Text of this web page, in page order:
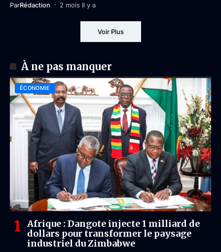
ParRédaction 2 mois Il y a
Voir Plus
À ne pas manquer
ÉCONOMIE
Afrique : Dangote injecte 1 milliard de
dollars pour transformer le paysage
industriel du Zimbabwe